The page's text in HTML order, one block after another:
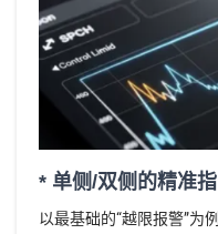
* 单侧/双侧的精准
以最基础的“越限报警”为